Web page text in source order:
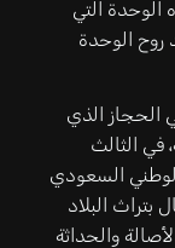
التي
روح الوحدة
الحجاز الذي
في الثالث
1932. إن اليوم الوطني السعودي
بتراث البلاد
والحداثة